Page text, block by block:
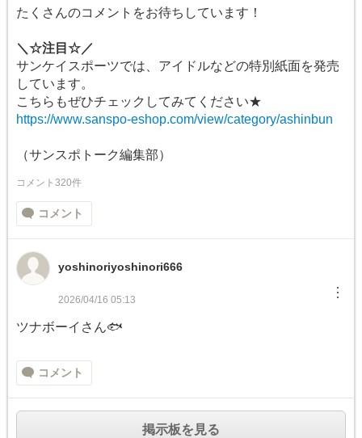
たくさんのコメントをお待ちしています！
＼☆注目☆／
サンケイスポーツでは、アイドルなどの特別紙面を発売
しています。
こちらもぜひチェックしてみてください★
https://www.sanspo-eshop.com/view/category/ashinbun
（サンスポトーク編集部）
コメント320件
コメント
yoshinoriyoshinori666
2026/04/16 05:13 ︙
ツナボーイさん🐟️
コメント
掲示板を見る